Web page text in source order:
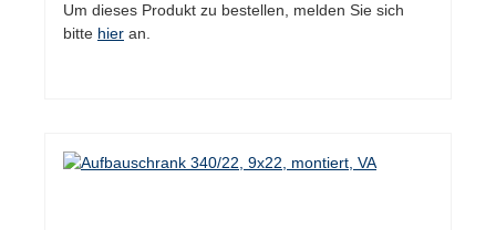
Um dieses Produkt zu bestellen, melden Sie sich
bitte hier an.